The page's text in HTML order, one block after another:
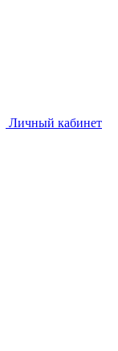
Личный кабинет